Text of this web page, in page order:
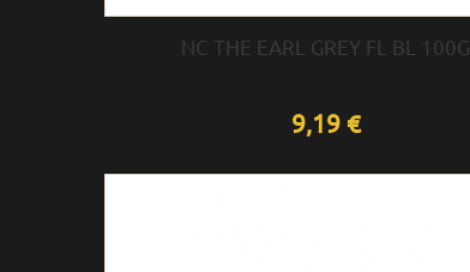
NC THE EARL GREY FL BL 100G
9,19 €